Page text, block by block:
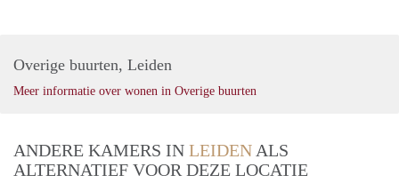
Overige buurten, Leiden
Meer informatie over wonen in Overige buurten
ANDERE KAMERS IN LEIDEN ALS
ALTERNATIEF VOOR DEZE LOCATIE